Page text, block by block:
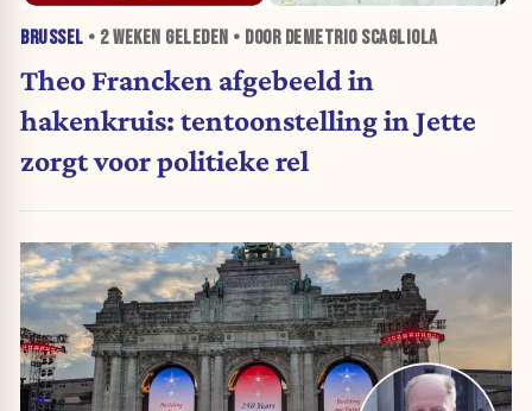
BRUSSEL • 2 WEKEN GELEDEN • DOOR DEMETRIO SCAGLIOLA
Theo Francken afgebeeld in
hakenkruis: tentoonstelling in Jette
zorgt voor politieke rel